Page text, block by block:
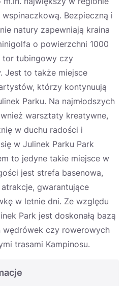
Bezpieczną i
natury zapewniają kraina
o powierzchni 1000
tor tubingowy czy
Jest to także miejsce
którzy kontynuują
Parku. Na najmłodszych
warsztaty kreatywne,
w duchu radości i
w Julinek Parku Park
to jedyne takie miejsce w
jest strefa basenowa,
gwarantujące
w letnie dni. Ze względu
Park jest doskonałą bazą
czy rowerowych
trasami Kampinosu.